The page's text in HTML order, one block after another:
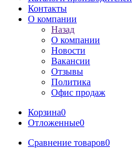
Контакты
О компании
Назад
О компании
Новости
Вакансии
Отзывы
Политика
Офис продаж
Корзина0
Отложенные0
Сравнение товаров0